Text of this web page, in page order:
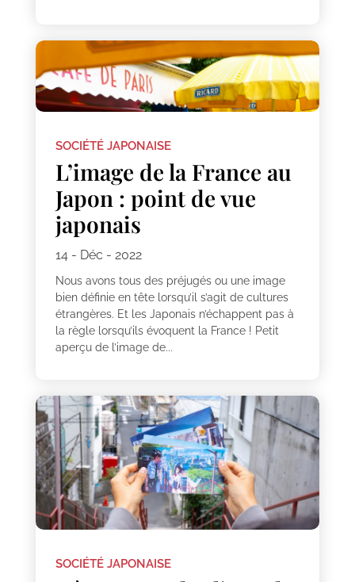
SOCIÉTÉ JAPONAISE
L’image de la France au
Japon : point de vue
japonais
14 - Déc - 2022
Nous avons tous des préjugés ou une image
bien définie en tête lorsqu’il s’agit de cultures
étrangères. Et les Japonais n’échappent pas à
la règle lorsqu’ils évoquent la France ! Petit
aperçu de l’image de...
SOCIÉTÉ JAPONAISE